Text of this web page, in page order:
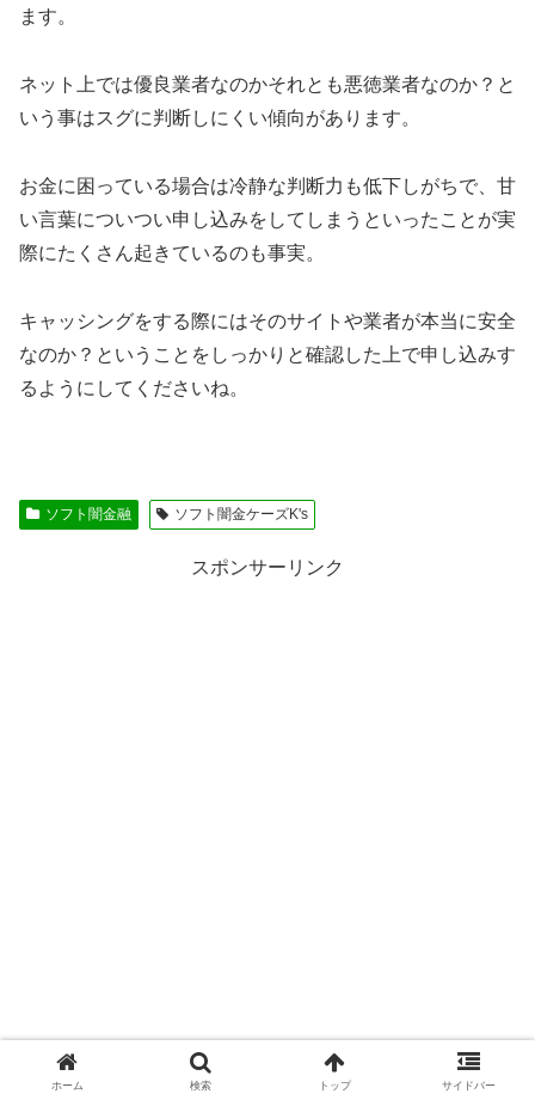
ます。
ネット上では優良業者なのかそれとも悪徳業者なのか？と
いう事はスグに判断しにくい傾向があります。
お金に困っている場合は冷静な判断力も低下しがちで、甘
い言葉についつい申し込みをしてしまうといったことが実
際にたくさん起きているのも事実。
キャッシングをする際にはそのサイトや業者が本当に安全
なのか？ということをしっかりと確認した上で申し込みす
るようにしてくださいね。
ソフト闇金融 ソフト闇金ケーズK's
スポンサーリンク
ホーム 検索 トップ サイドバー